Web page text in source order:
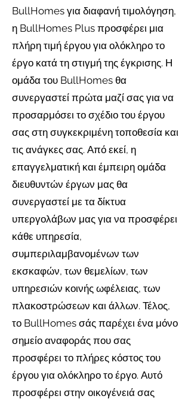
τελειώσει με την ίδια φροντίδα και
ποιότητα όπως το σπίτι σας στο
BullHomes.
Έργο και σχεδιασμός:
Ο κύριος σκοπός της υπηρεσίας είναι η
δημιουργία ενός προσαρμοσμένου
σπιτιού,
προσαρμογή στις ανάγκες του πελάτη. Σε
αυτή τη φάση, ο πελάτης συμμετέχει στη
το έργο και επιλέγοντας τα υλικά
φινιρίσματος για το σπίτι του.
Να θυμάστε ότι οραματιζόμαστε το σπίτι
σας σε τρεις διαστάσεις
προϋπολογισμός:
Μετά την ολοκλήρωση του έργου (η
μελέτη της κατοικίας έχει ήδη
ολοκληρωθεί και επιλέγονται οι
ποιότητες των τελειωμάτων), ο
υπολογίζει τον συνολικό προϋπολογισμό
κατασκευής και τη διάρκεια των
εργασιών.
Ένας υπεύθυνος προϋπολογισμός,
εγγυώντας μια σταθερή τιμή για
BullHomes για διαφανή τιμολόγηση,
η BullHomes Plus προσφέρει μια
πλήρη τιμή έργου για ολόκληρο το
έργο κατά τη στιγμή της έγκρισης. Η
ομάδα του BullHomes θα
συνεργαστεί πρώτα μαζί σας για να
προσαρμόσει το σχέδιο του έργου
σας στη συγκεκριμένη τοποθεσία και
τις ανάγκες σας. Από εκεί, η
επαγγελματική και έμπειρη ομάδα
διευθυντών έργων μας θα
συνεργαστεί με τα δίκτυα
υπεργολάβων μας για να προσφέρει
κάθε υπηρεσία,
συμπεριλαμβανομένων των
εκσκαφών, των θεμελίων, των
υπηρεσιών κοινής ωφέλειας, των
πλακοστρώσεων και άλλων. Τέλος,
το BullHomes σάς παρέχει ένα μόνο
σημείο αναφοράς που σας
προσφέρει το πλήρες κόστος του
έργου για ολόκληρο το έργο. Αυτό
προσφέρει στην οικογένειά σας